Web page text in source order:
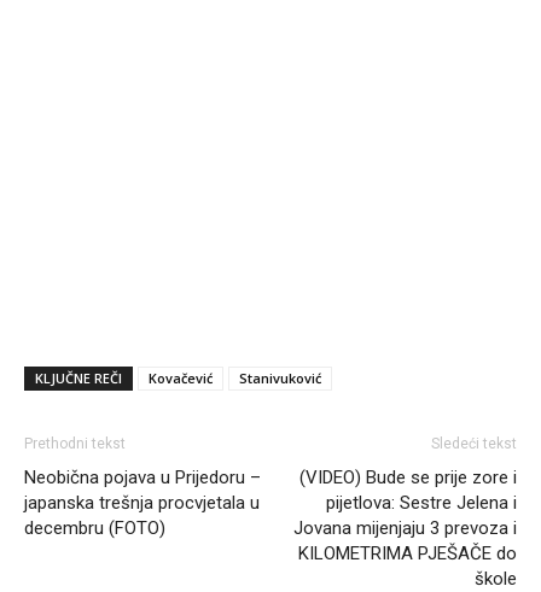
KLJUČNE REČI Kovačević Stanivuković
Prethodni tekst
Neobična pojava u Prijedoru –
japanska trešnja procvjetala u
decembru (FOTO)
Sledeći tekst
(VIDEO) Bude se prije zore i
pijetlova: Sestre Јelena i
Јovana mijenjaju 3 prevoza i
KILOMETRIMA PJEŠAČE do
škole